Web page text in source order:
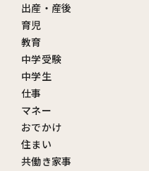
出産・産後
育児
教育
中学受験
中学生
仕事
マネー
おでかけ
住まい
共働き家事